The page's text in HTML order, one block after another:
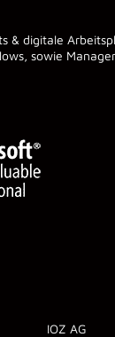
& digitale
sowie
IOZ AG